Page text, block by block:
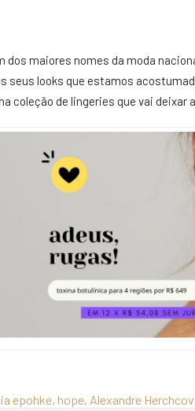
dos maiores nomes da moda
seus looks que estamos
coleção de lingeries que vai deixar